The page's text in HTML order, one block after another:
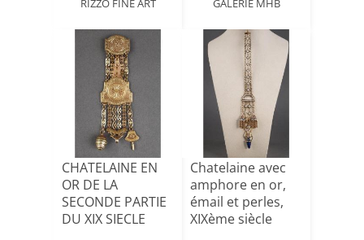
CHATELAINE EN
OR DE LA
SECONDE PARTIE
DU XIX SIECLE
Chatelaine avec
amphore en or,
émail et perles,
XIXème siècle